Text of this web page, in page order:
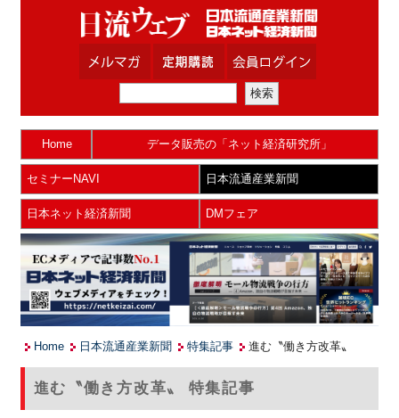
Home データ販売の「ネット経済研究所」
セミナーNAVI 日本流通産業新聞
日本ネット経済新聞 DMフェア
Home 日本流通産業新聞 特集記事 進む〝働き方改革〟
進む〝働き方改革〟 特集記事